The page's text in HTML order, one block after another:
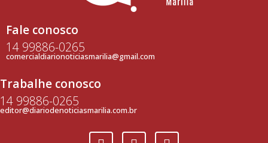
Fale conosco
14 99886-0265
comercialdiarionoticiasmarilia@gmail.com
Trabalhe conosco
14 99886-0265
editor@diariodenoticiasmarilia.com.br